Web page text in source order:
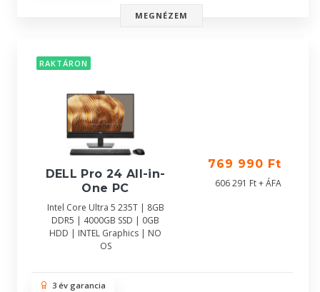
MEGNÉZEM
RAKTÁRON
DELL Pro 24 All-in-
One PC
Intel Core Ultra 5 235T | 8GB
DDR5 | 4000GB SSD | 0GB
HDD | INTEL Graphics | NO
OS
769 990 Ft
606 291 Ft + ÁFA
3 év garancia